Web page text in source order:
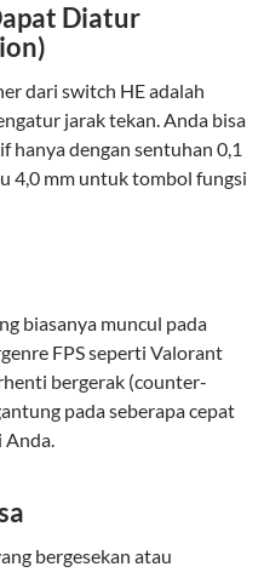
Diatur
dari switch HE adalah
jarak tekan. Anda bisa
hanya dengan sentuhan 0,1
4,0 mm untuk tombol fungsi
biasanya muncul pada
FPS seperti Valorant
bergerak (counter-
pada seberapa cepat
Anda.
bergesekan atau